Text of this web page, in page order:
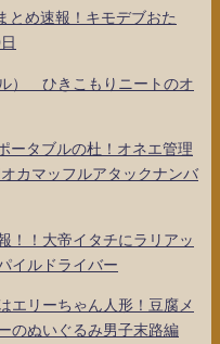
とめ速報！キモデブおた
） ひきこもりニートのオ
ータブルの杜！オネエ管理
カマッフルアタックナンバ
！！大帝イタチにラリアッ
イルドライバー
リーちゃん人形！豆腐メ
のぬいぐるみ男子末路編